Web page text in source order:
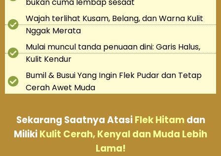
bukan cuma lembap sesaat
Wajah terlihat Kusam, Belang, dan Warna Kulit
Nggak Merata
Mulai muncul tanda penuaan dini: Garis Halus,
Kulit Kendur
Bumil & Busui Yang Ingin Flek Pudar dan Tetap
Cerah Awet Muda
Sekarang Saatnya AtasiFlek Hitamdan
MilikiKulit Cerah, Kenyal dan Muda Lebih
Lama!